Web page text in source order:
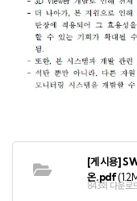
[게시용]
온.pdf
843회 다운로